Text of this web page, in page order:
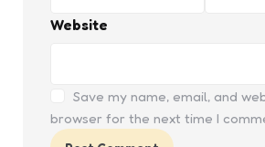
Website
Save my name, email, and
browser for the next time I